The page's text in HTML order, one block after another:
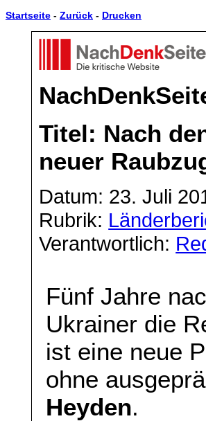
Startseite - Zurück - Drucken
Titel: Nach
neuer
Datum: 23. Juli
Rubrik:
Verantwortlich:
Fünf Jahre
Ukrainer die
ist eine neue
ohne
Heyden.